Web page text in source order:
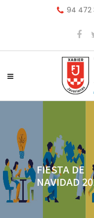
94 472
FIESTA DE
NAVIDAD